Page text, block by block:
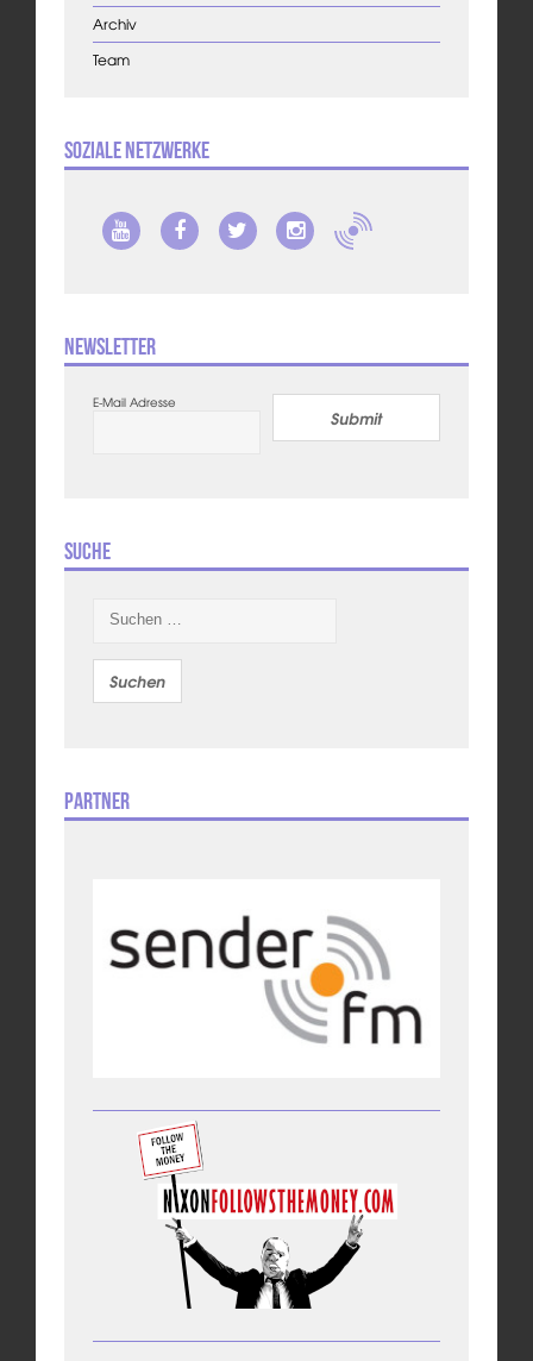
Archiv
Team
Soziale Netzwerke
Newsletter
E-Mail Adresse
Submit
Suche
nach:
Partner